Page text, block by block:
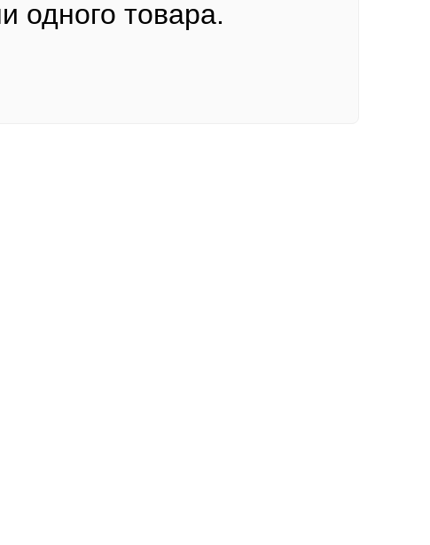
одного товара.